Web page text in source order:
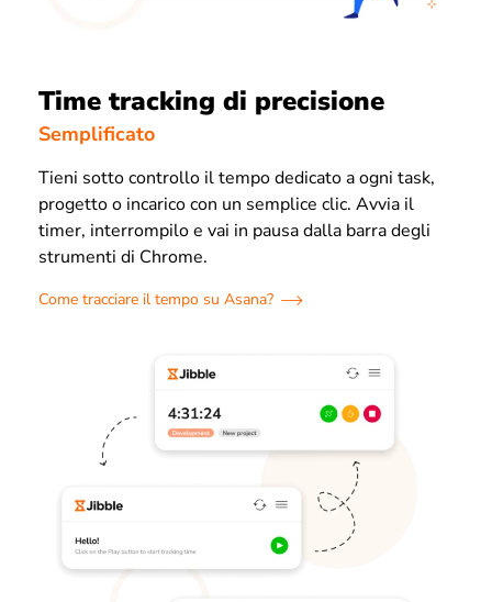
Time tracking di precisione
Semplificato
Tieni sotto controllo il tempo dedicato a ogni task,
progetto o incarico con un semplice clic. Avvia il
timer, interrompilo e vai in pausa dalla barra degli
strumenti di Chrome.
Come tracciare il tempo su Asana?